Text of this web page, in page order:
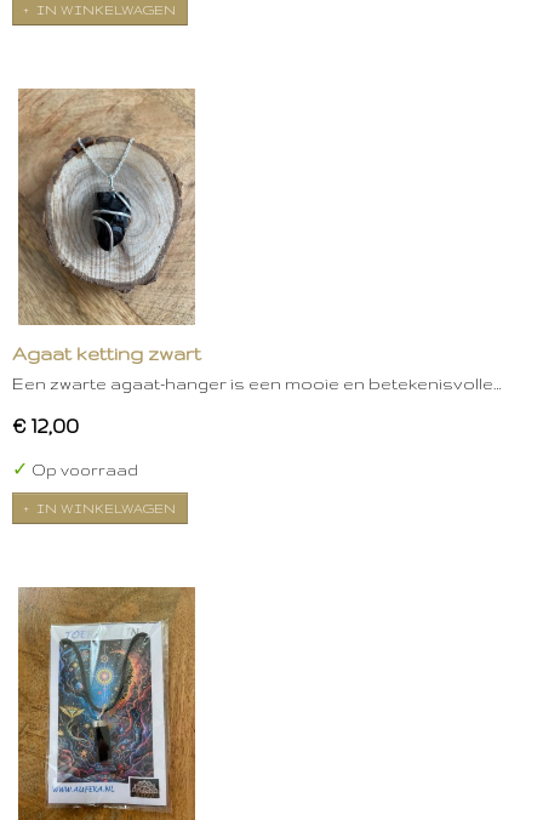
IN WINKELWAGEN
Agaat ketting zwart
Een zwarte agaat-hanger is een mooie en betekenisvolle…
€ 12,00
✓ Op voorraad
IN WINKELWAGEN